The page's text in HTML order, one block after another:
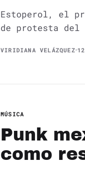
Estoperol, el
de protesta del
VIRIDIANA VELÁZQUEZ
MÚSICA
Punk
como